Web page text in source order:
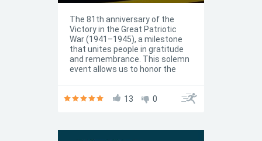
The 81th anniversary of the
Victory in the Great Patriotic
War (1941–1945), a milestone
that unites people in gratitude
and remembrance. This solemn
event allows us to honor the
who defended the Motherland
War remains an integral part of
13 0